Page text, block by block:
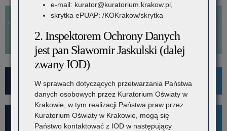
For Foreigners
Wykaz szkół i placówek
e-mail: kurator@kuratorium.krakow.pl,
skrytka ePUAP: /KOKrakow/skrytka
2. Inspektorem Ochrony Danych
jest pan Sławomir Jaskulski (dalej
zwany IOD)
W sprawach dotyczących przetwarzania Państwa
danych osobowych przez Kuratorium Oświaty w
Krakowie, w tym realizacji Państwa praw przez
Kuratorium Oświaty w Krakowie, mogą się
Państwo kontaktować z IOD w następujący